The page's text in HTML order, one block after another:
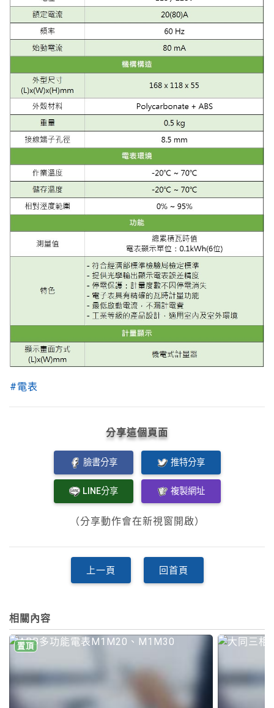
#電表
分享這個頁面
臉書分享 推特分享
LINE分享 複製網址
（分享動作會在新視窗開啟）
上一頁 回首頁
相關內容
置頂